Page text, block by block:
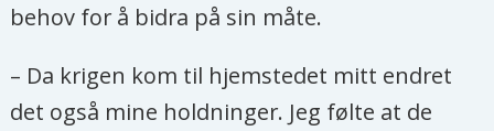
behov for å bidra på sin måte.
– Da krigen kom til hjemstedet mitt endret
det også mine holdninger. Jeg følte at de